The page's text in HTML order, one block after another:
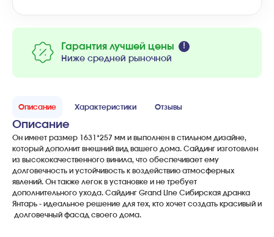
Гарантия лучшей цены
Ниже средней рыночной
Описание Характеристики Отзывы
Описание
Он имеет размер 1631 *257 мм и выполнен в стильном дизайне,
который дополнит внешний вид вашего дома. Сайдинг изготовлен
из высококачественного винила, что обеспечивает ему
долговечность и устойчивость к воздействию атмосферных
явлений. Он также легок в установке и не требует
дополнительного ухода. Сайдинг Grand Line Сибирская дранка
Янтарь - идеальное решение для тех, кто хочет создать красивый и
долговечный фасад своего дома.